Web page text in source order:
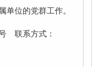
位的党群工作。
联系方式：